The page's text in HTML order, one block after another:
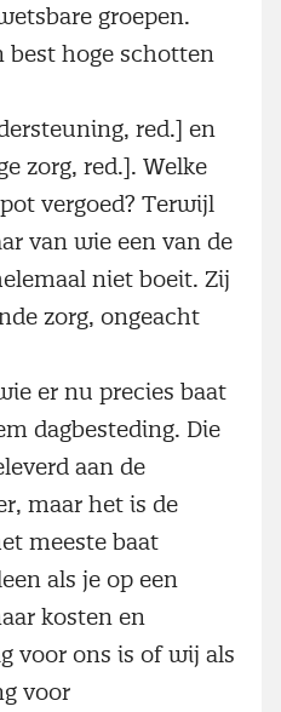
groepen.
best hoge schotten
red.] en
zorg, red.]. Welke
vergoed? Terwijl
van wie een van de
niet boeit. Zij
zorg, ongeacht
er nu precies baat
dagbesteding. Die
aan de
maar het is de
meeste baat
als je op een
kosten en
voor ons is of wij als
voor